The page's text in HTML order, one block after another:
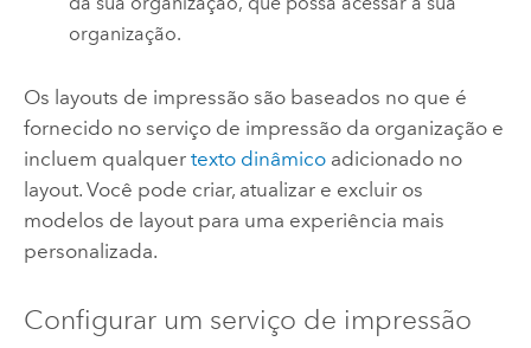
organização.
Os layouts de impressão são baseados no que é
fornecido no serviço de impressão da organização e
incluem qualquer texto dinâmicoadicionado no
layout. Você pode criar, atualizar e excluir os
modelos de layout para uma experiência mais
personalizada.
Configurar um serviço de impressão